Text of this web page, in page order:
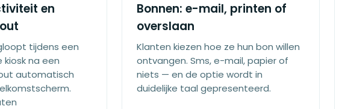
en
tijdens een
kiosk na een
automatisch
Bonnen: e-mail, printen of
overslaan
Klanten kiezen hoe ze hun bon willen
ontvangen. Sms, e-mail, papier of
niets — en de optie wordt in
duidelijke taal gepresenteerd.